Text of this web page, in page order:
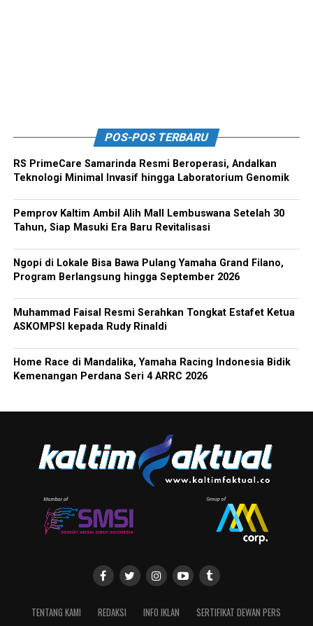
POS-POS TERBARU
RS PrimeCare Samarinda Resmi Beroperasi, Andalkan
Teknologi Minimal Invasif hingga Laboratorium Genomik
Pemprov Kaltim Ambil Alih Mall Lembuswana Setelah 30
Tahun, Siap Masuki Era Baru Revitalisasi
Ngopi di Lokale Bisa Bawa Pulang Yamaha Grand Filano,
Program Berlangsung hingga September 2026
Muhammad Faisal Resmi Serahkan Tongkat Estafet Ketua
ASKOMPSI kepada Rudy Rinaldi
Home Race di Mandalika, Yamaha Racing Indonesia Bidik
Kemenangan Perdana Seri 4 ARRC 2026
TENTANG KAMI REDAKSI INFO IKLAN
SERTIFIKAT DEWAN PERS